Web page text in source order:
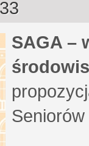
SAGA –